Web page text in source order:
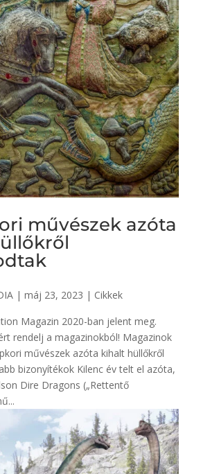
művészek azóta
| máj 23, 2023 | Cikkek
Magazin 2020-ban jelent meg.
rendelj a magazinokból! Magazinok
művészek azóta kihalt hüllőkről
bizonyítékok Kilenc év telt el azóta,
Dire Dragons („Rettentő